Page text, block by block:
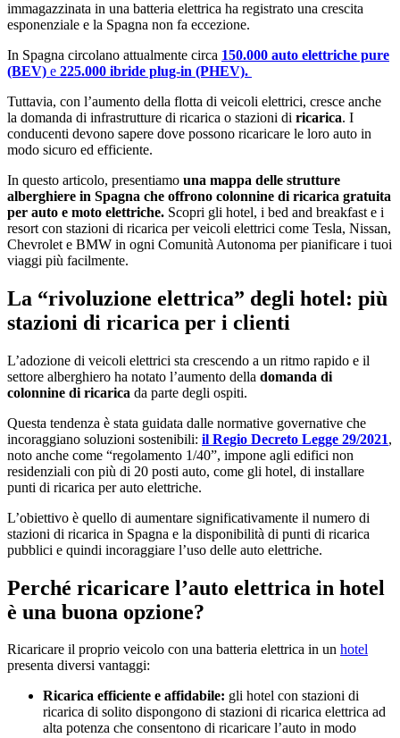
immagazzinata in una batteria elettrica ha registrato una crescita
esponenziale e la Spagna non fa eccezione.
In Spagna circolano attualmente circa 150.000 auto elettriche pure
(BEV) e 225.000 ibride plug-in (PHEV).
Tuttavia, con l’aumento della flotta di veicoli elettrici, cresce anche
la domanda di infrastrutture di ricarica o stazioni di ricarica. I
conducenti devono sapere dove possono ricaricare le loro auto in
modo sicuro ed efficiente.
In questo articolo, presentiamo una mappa delle strutture
alberghiere in Spagna che offrono colonnine di ricarica gratuita
per auto e moto elettriche. Scopri gli hotel, i bed and breakfast e i
resort con stazioni di ricarica per veicoli elettrici come Tesla, Nissan,
Chevrolet e BMW in ogni Comunità Autonoma per pianificare i tuoi
viaggi più facilmente.
La “rivoluzione elettrica” degli hotel: più
stazioni di ricarica per i clienti
L’adozione di veicoli elettrici sta crescendo a un ritmo rapido e il
settore alberghiero ha notato l’aumento della domanda di
colonnine di ricarica da parte degli ospiti.
Questa tendenza è stata guidata dalle normative governative che
incoraggiano soluzioni sostenibili: il Regio Decreto Legge 29/2021,
noto anche come “regolamento 1/40”, impone agli edifici non
residenziali con più di 20 posti auto, come gli hotel, di installare
punti di ricarica per auto elettriche.
L’obiettivo è quello di aumentare significativamente il numero di
stazioni di ricarica in Spagna e la disponibilità di punti di ricarica
pubblici e quindi incoraggiare l’uso delle auto elettriche.
Perché ricaricare l’auto elettrica in hotel
è una buona opzione?
Ricaricare il proprio veicolo con una batteria elettrica in un hotel
presenta diversi vantaggi:
Ricarica efficiente e affidabile: gli hotel con stazioni di
ricarica di solito dispongono di stazioni di ricarica elettrica ad
alta potenza che consentono di ricaricare l’auto in modo